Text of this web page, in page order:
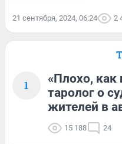
21 сентября, 2024, 06:24 2
1
«Плохо, как
таролог о
жителей в
15 188 24